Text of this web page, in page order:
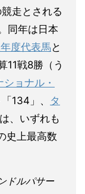
走とされる
同年は日本
度代表馬 と
11戦8勝（う
ョナル・
134」、 タ
、いずれも
史上最高数
ドルパサー